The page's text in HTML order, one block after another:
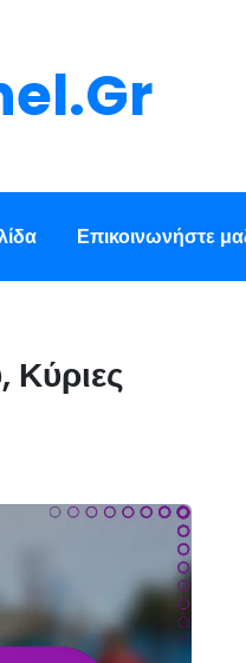
Επικοινωνήστε
Κύριες